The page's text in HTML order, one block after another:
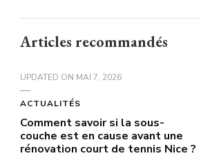
Articles recommandés
UPDATED ON MAI 7, 2026
ACTUALITÉS
Comment savoir si la sous-
couche est en cause avant une
rénovation court de tennis Nice ?